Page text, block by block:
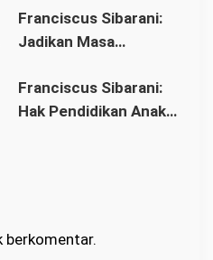
Wujudkan Politik
Bonum Commune di
Pahonk LANDAK
Franciscus Sibarani:
Jadikan Masa
Titik Balik Menata
Masa Depan
Franciscus Sibarani:
Hak Pendidikan Anak
berkomentar.